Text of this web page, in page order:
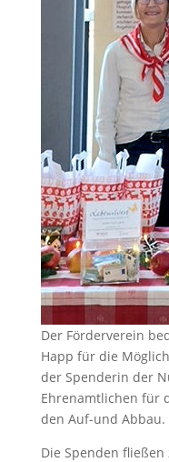
Der Förderverein
Happ für die
der Spenderin der
Ehrenamtlichen für
den Auf-und Abbau.
Die Spenden